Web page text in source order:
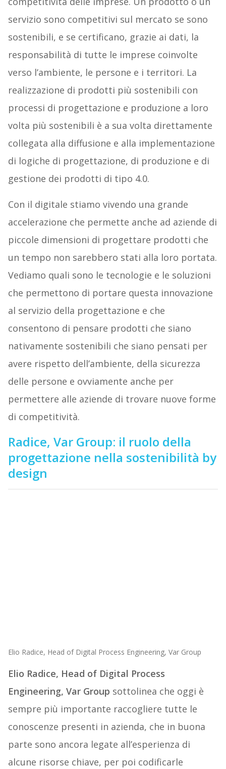
servizio sono competitivi sul mercato se sono
sostenibili, e se certificano, grazie ai dati, la
responsabilità di tutte le imprese coinvolte
verso l’ambiente, le persone e i territori. La
realizzazione di prodotti più sostenibili con
processi di progettazione e produzione a loro
volta più sostenibili è a sua volta direttamente
collegata alla diffusione e alla implementazione
di logiche di progettazione, di produzione e di
gestione dei prodotti di tipo 4.0.
Con il digitale stiamo vivendo una grande
accelerazione che permette anche ad aziende di
piccole dimensioni di progettare prodotti che
un tempo non sarebbero stati alla loro portata.
Vediamo quali sono le tecnologie e le soluzioni
che permettono di portare questa innovazione
al servizio della progettazione e che
consentono di pensare prodotti che siano
nativamente sostenibili che siano pensati per
avere rispetto dell’ambiente, della sicurezza
delle persone e ovviamente anche per
permettere alle aziende di trovare nuove forme
di competitività.
Radice, Var Group: il ruolo della
progettazione nella sostenibilità by
design
Elio Radice, Head of Digital Process Engineering, Var Group
Elio Radice, Head of Digital Process
Engineering, Var Group sottolinea che oggi è
sempre più importante raccogliere tutte le
conoscenze presenti in azienda, che in buona
parte sono ancora legate all’esperienza di
alcune risorse chiave, per poi codificarle